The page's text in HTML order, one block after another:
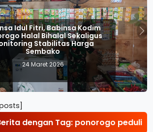
Idul Fitri 1447 H, Anggota
Ponorogo Perkuat
dan Pelayanan Ketupat
2026
23 Maret 2026
dengan Tag: ponorogo peduli